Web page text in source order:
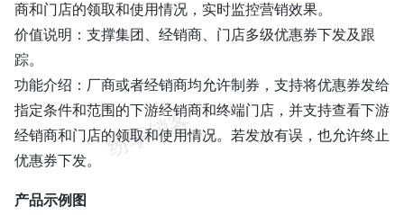
商和门店的领取和使用情况，实时监控营销效果。
价值说明：支撑集团、经销商、门店多级优惠券下发及跟
踪。
功能介绍：厂商或者经销商均允许制券，支持将优惠券发给
指定条件和范围的下游经销商和终端门店，并支持查看下游
经销商和门店的领取和使用情况。若发放有误，也允许终止
优惠券下发。
产品示例图